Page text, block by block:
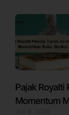
Pajak Royalti
Momentum